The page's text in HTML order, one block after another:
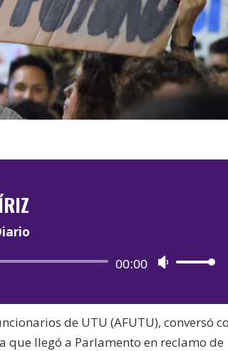
00:00
Utiliza
teclas
de
flecha
de UTU (AFUTU), conversó
llegó a Parlamento en reclamo de